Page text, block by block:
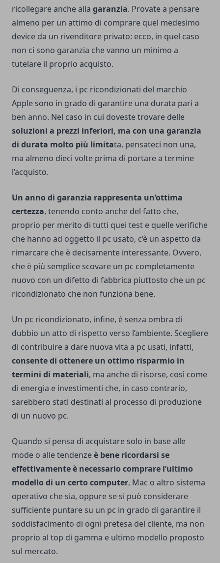
ricollegare anche alla garanzia. Provate a pensare
almeno per un attimo di comprare quel medesimo
device da un rivenditore privato: ecco, in quel caso
non ci sono garanzia che vanno un minimo a
tutelare il proprio acquisto.
Di conseguenza, i pc ricondizionati del marchio
Apple sono in grado di garantire una durata pari a
ben anno. Nel caso in cui doveste trovare delle
soluzioni a prezzi inferiori, ma con una garanzia
di durata molto più limitata, pensateci non una,
ma almeno dieci volte prima di portare a termine
l’acquisto.
Un anno di garanzia rappresenta un’ottima
certezza, tenendo conto anche del fatto che,
proprio per merito di tutti quei test e quelle verifiche
che hanno ad oggetto il pc usato, c’è un aspetto da
rimarcare che è decisamente interessante. Ovvero,
che è più semplice scovare un pc completamente
nuovo con un difetto di fabbrica piuttosto che un pc
ricondizionato che non funziona bene.
Un pc ricondizionato, infine, è senza ombra di
dubbio un atto di rispetto verso l’ambiente. Scegliere
di contribuire a dare nuova vita a pc usati, infatti,
consente di ottenere un ottimo risparmio in
termini di materiali, ma anche di risorse, così come
di energia e investimenti che, in caso contrario,
sarebbero stati destinati al processo di produzione
di un nuovo pc.
Quando si pensa di acquistare solo in base alle
mode o alle tendenzeè bene ricordarsi se
effettivamente è necessario comprare l’ultimo
modello di un certo computer, Mac o altro sistema
operativo che sia, oppure se si può considerare
sufficiente puntare su un pc in grado di garantire il
soddisfacimento di ogni pretesa del cliente, ma non
proprio al top di gamma e ultimo modello proposto
sul mercato.